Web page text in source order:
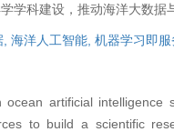
学科建设，推动海洋大数据
海洋人工智能, 机器学习即服
artificial intelligence
to build a scientific